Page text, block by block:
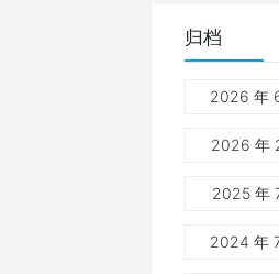
归档
2026 年
2026 年
2025 年
2024 年